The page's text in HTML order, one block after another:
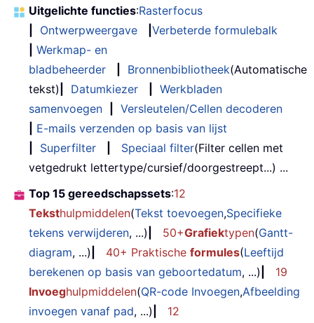
Uitgelichte functies:Rasterfocus
Ontwerpweergave
Verbeterde formulebalk
Werkmap- en
bladbeheerder
Bronnenbibliotheek(Automatische
tekst)
Datumkiezer
Werkbladen
samenvoegen
Versleutelen/Cellen decoderen
E-mails verzenden op basis van lijst
Superfilter Speciaal filter(Filter cellen met
vetgedrukt lettertype/cursief/doorgestreept...) ...
Top 15 gereedschapssets:12
Teksthulpmiddelen(Tekst toevoegen,Specifieke
tekens verwijderen, ...) 50+Grafiektypen(Gantt-
diagram, ...) 40+ Praktische formules(Leeftijd
berekenen op basis van geboortedatum, ...)
19
Invoeghulpmiddelen(QR-code Invoegen,Afbeelding
invoegen vanaf pad, ...)
12